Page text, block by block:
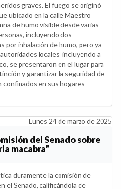
graves. El fuego se originó
ubicado en la calle Maestro
de humo visible desde varias
incluyendo dos
por inhalación de humo, pero ya
locales, incluyendo a
se presentaron en el lugar para
y garantizar la seguridad de
confinados en sus hogares
Lunes 24 de marzo de 2025
del Senado sobre
macabra"
duramente la comisión de
el Senado, calificándola de